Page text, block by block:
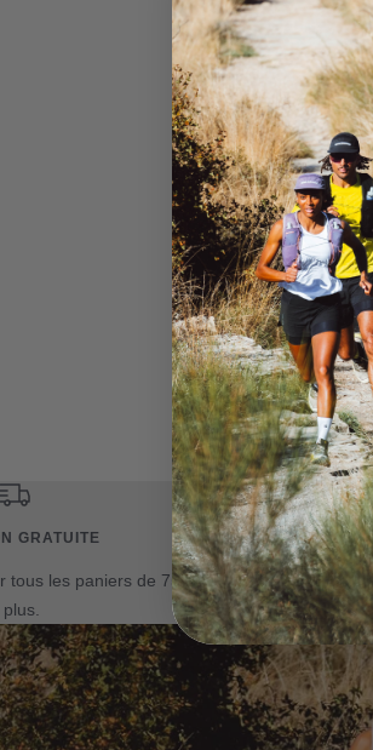
Grâce à un tissu
rapidement. La camisole
ventilés.
GRATUITE
tous les paniers de 75$
Politique de
les